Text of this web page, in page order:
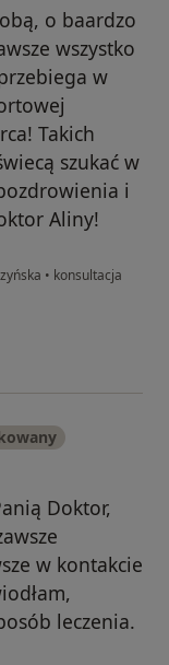
o baardzo
wszystko
w
Takich
szukać w
i
Aliny!
• konsultacja
Doktor,
w kontakcie
leczenia.